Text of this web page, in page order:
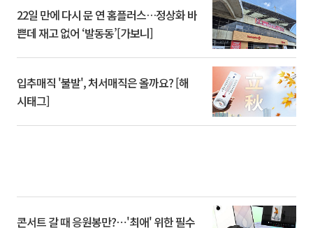
22일 만에 다시 문 연 홈플러스…정상화 바
쁜데 재고 없어 ‘발동동’[가보니]
입추매직 '불발', 처서매직은 올까요? [해
시태그]
콘서트 갈 때 응원봉만?⋯'최애' 위한 필수